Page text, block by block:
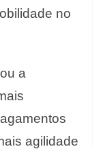
no
a
agilidade